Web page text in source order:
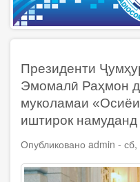
Президенти
Эмомалӣ Раҳмон
муколамаи
иштирок намуданд
Опубликовано admin - сб,